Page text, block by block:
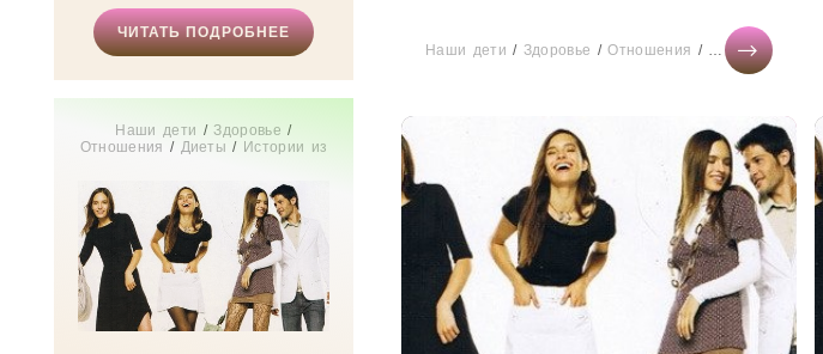
ЧИТАТЬ ПОДРОБНЕЕ
Наши дети /Здоровье /
Отношения / Диеты / Истории из
превращаются в красивых женщин, и...
Наши дети / Здоровье /Отношения / Тесты онлайн